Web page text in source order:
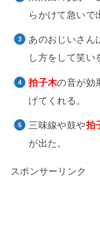
らかけて急いで
あのおじいさん
し方をして笑い
拍子木の音が効
げてくれる。
三味線や鼓や拍
が出た。
スポンサーリンク